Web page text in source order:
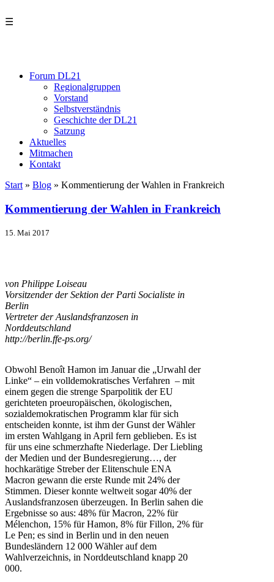
☰
Forum DL21
Regionalgruppen
Vorstand
Selbstverständnis
Geschichte der DL21
Satzung
Aktuelles
Mitmachen
Kontakt
Start » Blog » Kommentierung der Wahlen in Frankreich
Kommentierung der Wahlen in Frankreich
15. Mai 2017
von Philippe Loiseau
Vorsitzender der Sektion der Parti Socialiste in
Berlin
Vertreter der Auslandsfranzosen in
Norddeutschland
http://berlin.ffe-ps.org/
Obwohl Benoît Hamon im Januar die „Urwahl der
Linke“ – ein volldemokratisches Verfahren – mit
einem gegen die strenge Sparpolitik der EU
gerichteten proeuropäischen, ökologischen,
sozialdemokratischen Programm klar für sich
entscheiden konnte, ist ihm der Gunst der Wähler
im ersten Wahlgang in April fern geblieben. Es ist
für uns eine schmerzhafte Niederlage. Der Liebling
der Medien und der Bundesregierung…, der
hochkarätige Streber der Elitenschule ENA
Macron gewann die erste Runde mit 24% der
Stimmen. Dieser konnte weltweit sogar 40% der
Auslandsfranzosen überzeugen. In Berlin sahen die
Ergebnisse so aus: 48% für Macron, 22% für
Mélenchon, 15% für Hamon, 8% für Fillon, 2% für
Le Pen; es sind in Berlin und in den neuen
Bundesländern 12 000 Wähler auf dem
Wahlverzeichnis, in Norddeutschland knapp 20
000.